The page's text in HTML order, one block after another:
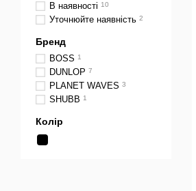
В наявності 10
Уточнюйте наявність 2
Бренд
BOSS 1
DUNLOP 7
PLANET WAVES 3
SHUBB 1
Колір